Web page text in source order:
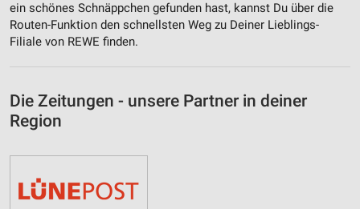
ein schönes Schnäppchen gefunden hast, kannst Du über die
Routen-Funktion den schnellsten Weg zu Deiner Lieblings-
Filiale von REWE finden.
Die Zeitungen - unsere Partner in deiner
Region